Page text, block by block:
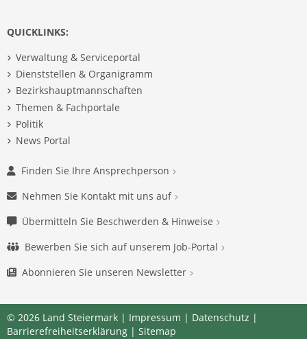
QUICKLINKS:
Verwaltung & Serviceportal
Dienststellen & Organigramm
Bezirkshauptmannschaften
Themen & Fachportale
Politik
News Portal
Finden Sie Ihre Ansprechperson
Nehmen Sie Kontakt mit uns auf
Übermitteln Sie Beschwerden & Hinweise
Bewerben Sie sich auf unserem Job-Portal
Abonnieren Sie unseren Newsletter
© 2026 Land Steiermark | Impressum | Datenschutz |
Barrierefreiheitserklärung | Sitemap